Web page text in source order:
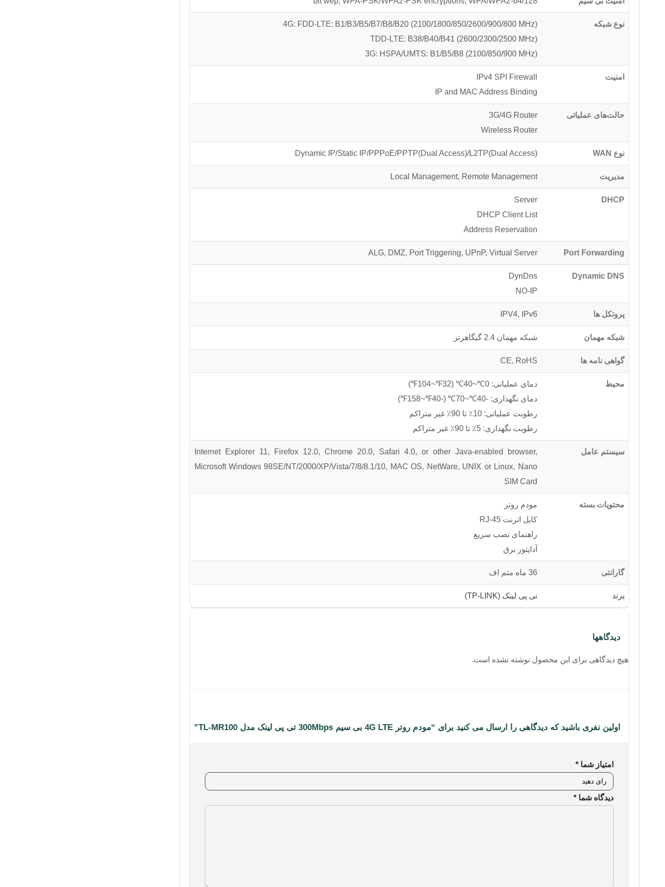
نوع شبکه
4G: FDD-LTE: B1/B3/B5/B7/B8/B20 (2100/1800/850/2600/900/800 MHz)
TDD-LTE: B38/B40/B41 (2600/2300/2500 MHz)
3G: HSPA/UMTS: B1/B5/B8 (2100/850/900 MHz)
امنیت
IPv4 SPI Firewall
IP and MAC Address Binding
حالت‌های عملیاتی
3G/4G Router
Wireless Router
نوع WAN Dynamic IP/Static IP/PPPoE/PPTP(Dual Access)/L2TP(Dual Access)
مدیریت Local Management, Remote Management
DHCP
Server
DHCP Client List
Address Reservation
Port Forwarding
ALG, DMZ, Port Triggering, UPnP, Virtual Server
Dynamic DNS
DynDns
NO-IP
پروتکل ها IPV4, IPv6
شبکه مهمان شبکه مهمان 2.4 گیگاهرتز
گواهی نامه ها CE, RoHS
محیط
دمای عملیاتی: 0℃~40℃ (32℉~104℉)
دمای نگهداری: -40℃~70℃ (-40℉~158℉)
رطوبت عملیاتی: 10٪ تا 90٪ غیر متراکم
رطوبت نگهداری: 5٪ تا 90٪ غیر متراکم
سیستم عامل
Internet Explorer 11, Firefox 12.0, Chrome 20.0, Safari 4.0, or other Java-enabled browser,
Microsoft Windows 98SE/NT/2000/XP/Vista/7/8/8.1/10, MAC OS, NetWare, UNIX or Linux, Nano
SIM Card
محتویات بسته
مودم روتر
کابل اترنت RJ-45
راهنمای نصب سریع
آداپتور برق
گارانتی 36 ماه متم اف
برند تی پی لینک (TP-LINK)
دیدگاهها
هیچ دیدگاهی برای این محصول نوشته نشده است.
اولین نفری باشید که دیدگاهی را ارسال می کنید برای “مودم روتر 4G LTE بی سیم 300Mbps تی پی لینک مدل TL-MR100”
امتیاز شما*
دیدگاه شما*